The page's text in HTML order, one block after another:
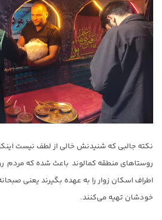
نکته جالبی که شنیدنش خالی از لطف نیست
روستاهای منطقه کمالوند باعث شده که مردم
اطراف اسکان زوار را به عهده بگیرند یعنی
خودشان تهیه می‌کنند.